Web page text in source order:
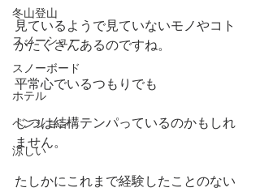
冬山登山
スノーシュー
スノーボード
ホテル
ペンション
涼しい
見ているようで見ていないモノやコト
がたくさんあるのですね。
平常心でいるつもりでも
じつは結構テンパっているのかもしれ
ません。
たしかにこれまで経験したことのない